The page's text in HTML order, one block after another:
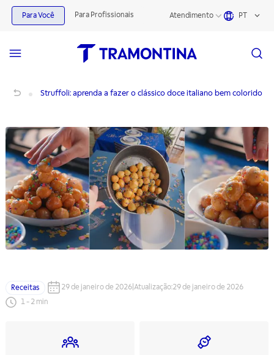
Para Você Para Profissionais Atendimento PT
Struffoli: aprenda a fazer o clássico doce italiano bem colorido
Receitas 29 de janeiro de 2026 Atualização:29 de janeiro de 2026
1- 2 min